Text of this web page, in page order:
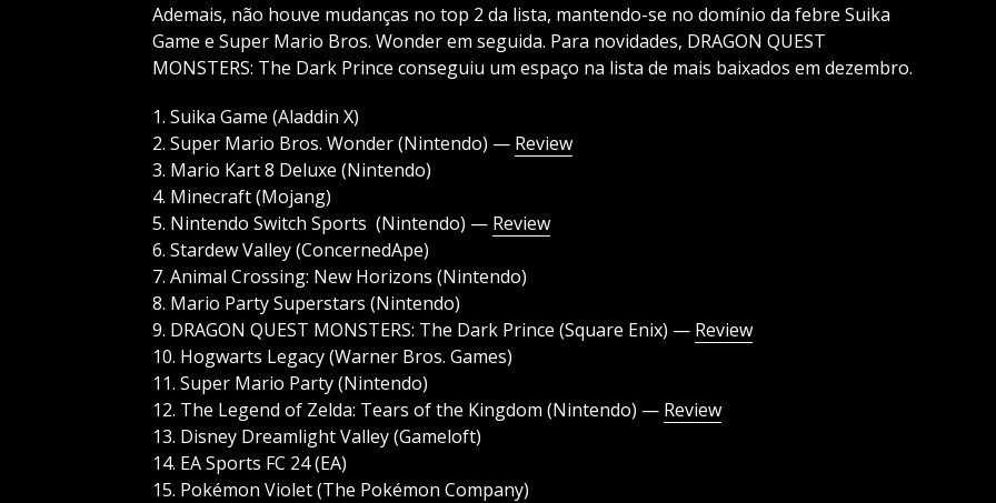
Ademais, não houve mudanças no top 2 da lista, mantendo-se no domínio da febre Suika
Game e Super Mario Bros. Wonder em seguida. Para novidades, DRAGON QUEST
MONSTERS: The Dark Prince conseguiu um espaço na lista de mais baixados em dezembro.
1. Suika Game (Aladdin X)
2. Super Mario Bros. Wonder (Nintendo) — Review
3. Mario Kart 8 Deluxe (Nintendo)
4. Minecraft (Mojang)
5. Nintendo Switch Sports (Nintendo) — Review
6. Stardew Valley (ConcernedApe)
7. Animal Crossing: New Horizons (Nintendo)
8. Mario Party Superstars (Nintendo)
9. DRAGON QUEST MONSTERS: The Dark Prince (Square Enix) — Review
10. Hogwarts Legacy (Warner Bros. Games)
11. Super Mario Party (Nintendo)
12. The Legend of Zelda: Tears of the Kingdom (Nintendo) — Review
13. Disney Dreamlight Valley (Gameloft)
14. EA Sports FC 24 (EA)
15. Pokémon Violet (The Pokémon Company)